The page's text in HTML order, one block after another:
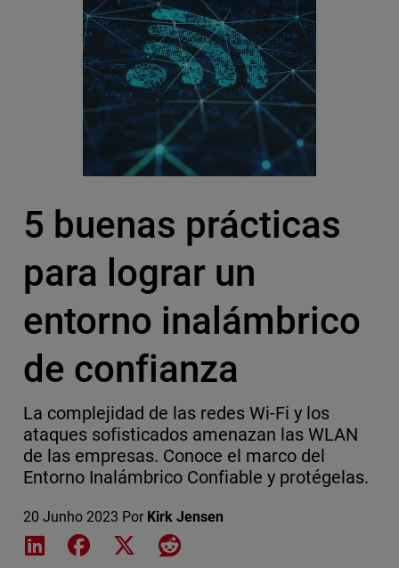
5 buenas prácticas
para lograr un
entorno inalámbrico
de confianza
La complejidad de las redes Wi-Fi y los
ataques sofisticados amenazan las WLAN
de las empresas. Conoce el marco del
Entorno Inalámbrico Confiable y protégelas.
20 Junho 2023 Por Kirk Jensen
Share on LinkedIn
Share on Facebook
Share on XShare on Reddit